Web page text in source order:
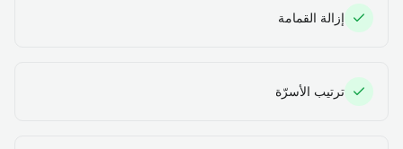
إزالة القمامة
ترتيب الأسرّة